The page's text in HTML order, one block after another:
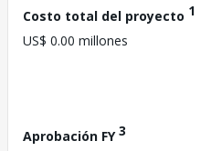
Costo total del proyecto 1
US$ 0.00 millones
Aprobación FY3